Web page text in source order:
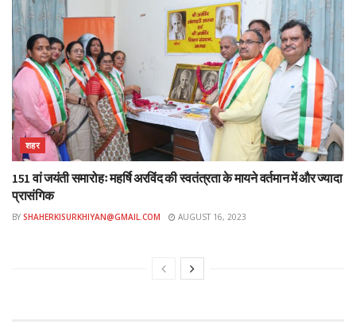
शहर
151 वां जयंती समारोहः महर्षि अरविंद की स्वतंत्रता के मायने वर्तमान में और ज्यादा
प्रासंगिक
BY SHAHERKISURKHIYAN@GMAIL.COM AUGUST 16, 2023